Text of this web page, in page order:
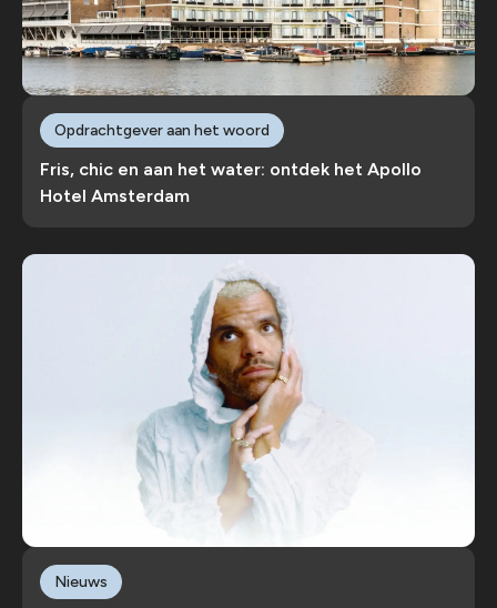
Fris, chic en aan het water: ontdek het Apollo
Hotel Amsterdam
Opdrachtgever aan het woord
Nieuws